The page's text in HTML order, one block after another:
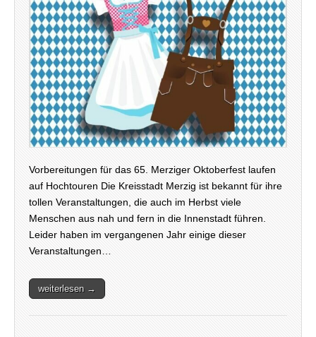
Vorbereitungen für das 65. Merziger Oktoberfest laufen
auf Hochtouren Die Kreisstadt Merzig ist bekannt für ihre
tollen Veranstaltungen, die auch im Herbst viele
Menschen aus nah und fern in die Innenstadt führen.
Leider haben im vergangenen Jahr einige dieser
Veranstaltungen…
weiterlesen →